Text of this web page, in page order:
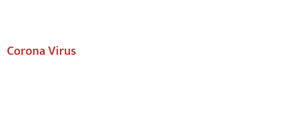
Corona Virus